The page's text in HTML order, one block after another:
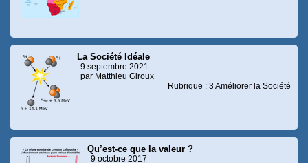
La Société Idéale
9 septembre 2021
par Matthieu Giroux
Rubrique : 3 Améliorer la Société
Qu’est-ce que la valeur ?
9 octobre 2017